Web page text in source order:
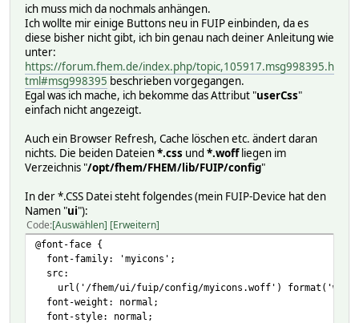
ich muss mich da nochmals anhängen.
Ich wollte mir einige Buttons neu in FUIP einbinden, da es
diese bisher nicht gibt, ich bin genau nach deiner Anleitung wie
unter:
https://forum.fhem.de/index.php/topic,105917.msg998395.h
tml#msg998395 beschrieben vorgegangen.
Egal was ich mache, ich bekomme das Attribut "userCss"
einfach nicht angezeigt.
Auch ein Browser Refresh, Cache löschen etc. ändert daran
nichts. Die beiden Dateien*.css und *.woffliegen im
Verzeichnis "/opt/fhem/FHEM/lib/FUIP/config"
In der *.CSS Datei steht folgendes (mein FUIP-Device hat den
Namen "ui"):
Code Auswählen Erweitern
@font-face {
font-family: 'myicons';
src:
url('/fhem/ui/fuip/config/myicons.woff')
font-weight: normal;
font-style: normal;